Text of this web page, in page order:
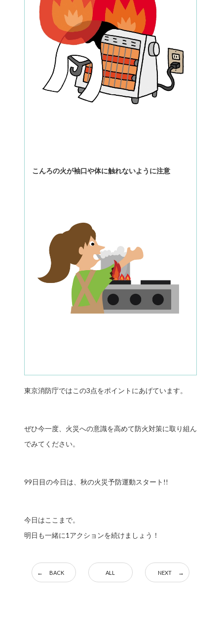
こんろの火が袖口や体に触れないように注意
東京消防庁ではこの3点をポイントにあげています。
ぜひ今一度、火災への意識を高めて防火対策に取り組ん
でみてください。
99日目の今日は、秋の火災予防運動スタート!!
今日はここまで。
明日も一緒に1アクションを続けましょう！
BACK ALL NEXT